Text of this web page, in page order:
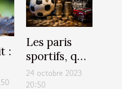
:
Les paris
sportifs, que
faut-il
savoir ?
24 octobre 2023
20:50